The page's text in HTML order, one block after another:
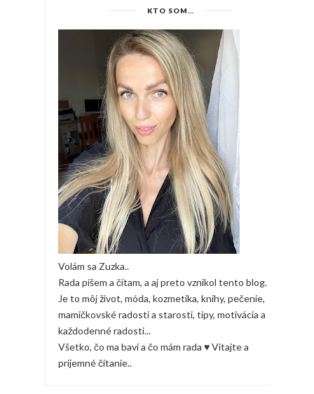
KTO SOM...
Volám sa Zuzka..
Rada píšem a čítam, a aj preto vznikol tento blog.
Je to môj život, móda, kozmetika, knihy, pečenie,
mamičkovské radosti a starosti, tipy, motivácia a
každodenné radosti...
Všetko, čo ma baví a čo mám rada ♥ Vitajte a
príjemné čítanie..